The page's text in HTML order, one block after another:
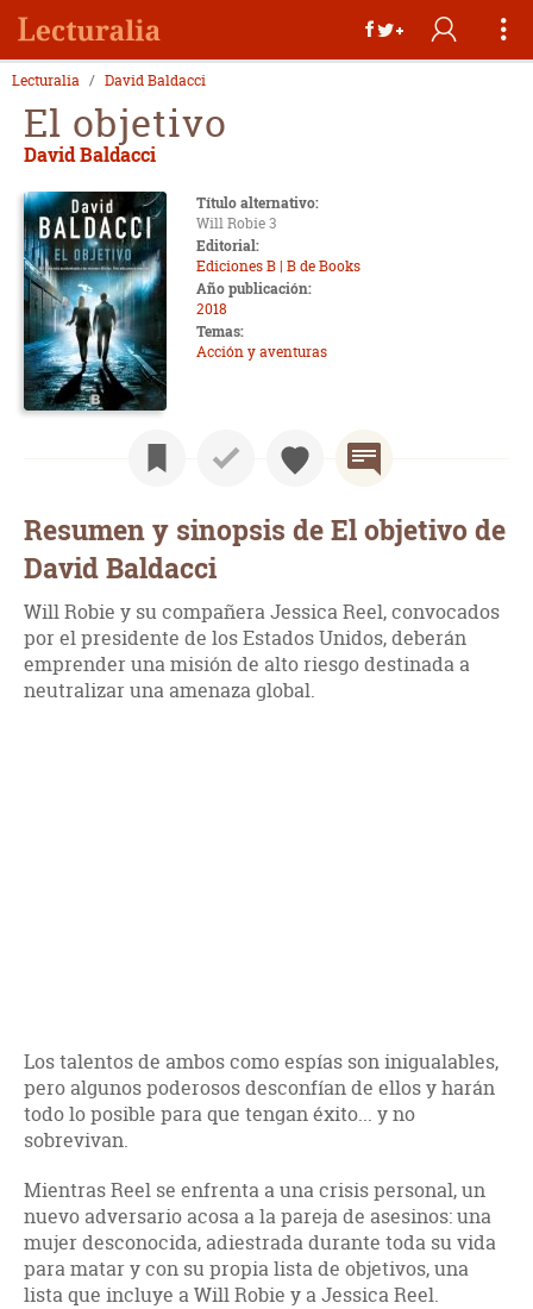
Lecturalia David Baldacci
El objetivo
David Baldacci
Título alternativo:
Will Robie 3
Editorial:
Ediciones B | B de Books
Año publicación:
2018
Temas:
Acción y aventuras
Resumen y sinopsis de El objetivo de
David Baldacci
Will Robie y su compañera Jessica Reel, convocados
por el presidente de los Estados Unidos, deberán
emprender una misión de alto riesgo destinada a
neutralizar una amenaza global.
Los talentos de ambos como espías son inigualables,
pero algunos poderosos desconfían de ellos y harán
todo lo posible para que tengan éxito... y no
sobrevivan.
Mientras Reel se enfrenta a una crisis personal, un
nuevo adversario acosa a la pareja de asesinos: una
mujer desconocida, adiestrada durante toda su vida
para matar y con su propia lista de objetivos, una
lista que incluye a Will Robie y a Jessica Reel.